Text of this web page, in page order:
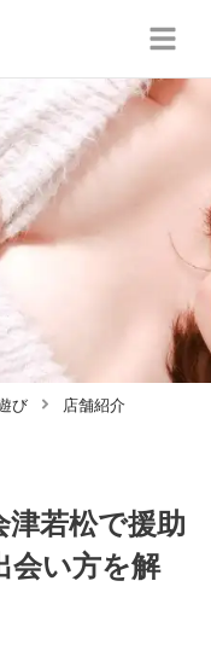
び 店舗紹介
津若松で援助
会い方を解